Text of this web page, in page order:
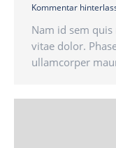
Kommentar
Nam id sem
vitae dolor.
ullamcorper